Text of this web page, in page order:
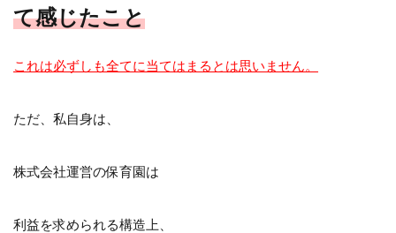
て感じたこと
これは必ずしも全てに当てはまるとは思いません。
ただ、私自身は、
株式会社運営の保育園は
利益を求められる構造上、